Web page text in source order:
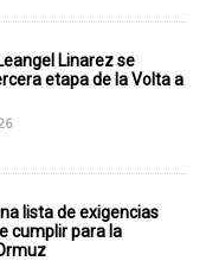
Linarez se
etapa de la Volta a
lista de exigencias
cumplir para la